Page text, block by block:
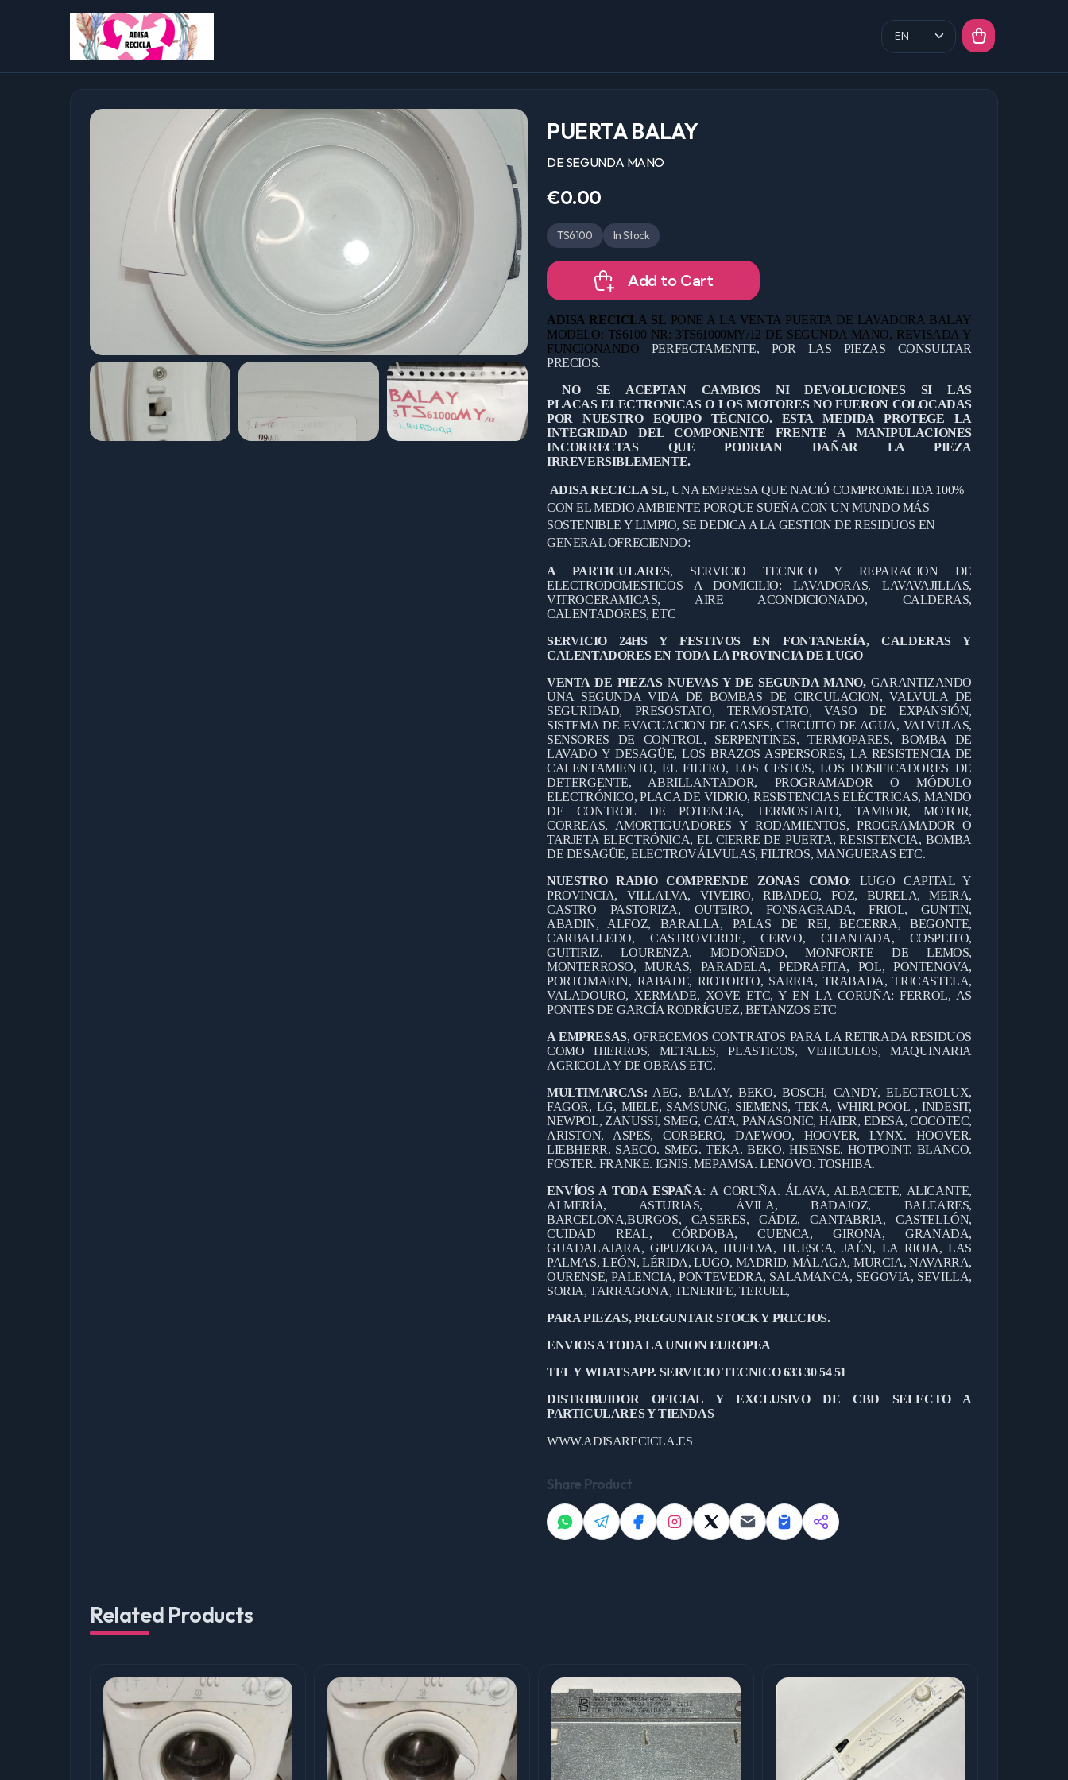
PUERTA BALAY
DE SEGUNDA MANO
€0.00
TS6100 In Stock
Add to Cart
ADISA RECICLA SL PONE A LA VENTA PUERTA DE LAVADORA BALAY
MODELO: TS6100 NR: 3TS61000MY/12 DE SEGUNDA MANO, REVISADA Y
FUNCIONANDO PERFECTAMENTE, POR LAS PIEZAS CONSULTAR
PRECIOS.
NO SE ACEPTAN CAMBIOS NI DEVOLUCIONES SI LAS
PLACASELECTRONICAS O LOS MOTORES NO FUERON COLOCADAS
POR NUESTRO EQUIPO TÉCNICO. ESTA MEDIDA PROTEGE LA
INTEGRIDAD DEL COMPONENTE FRENTE A MANIPULACIONES
INCORRECTAS QUE PODRIAN DAÑAR LA PIEZA
IRREVERSIBLEMENTE.
ADISA RECICLA SL,UNA EMPRESA QUE NACIÓ COMPROMETIDA 100%
CON EL MEDIO AMBIENTE PORQUE SUEÑA CON UN MUNDO MÁS
SOSTENIBLE Y LIMPIO, SE DEDICA A LA GESTION DE RESIDUOS EN
GENERAL OFRECIENDO:
A PARTICULARES, SERVICIO TECNICO Y REPARACION DE
ELECTRODOMESTICOS A DOMICILIO: LAVADORAS, LAVAVAJILLAS,
VITROCERAMICAS, AIRE ACONDICIONADO, CALDERAS,
CALENTADORES, ETC
SERVICIO 24HS Y FESTIVOS EN FONTANERÍA, CALDERAS Y
CALENTADORES EN TODA LA PROVINCIA DE LUGO
VENTA DE PIEZAS NUEVAS Y DE SEGUNDA MANO,GARANTIZANDO
UNA SEGUNDA VIDA DE BOMBAS DE CIRCULACION, VALVULA DE
SEGURIDAD, PRESOSTATO, TERMOSTATO, VASO DE EXPANSIÓN,
SISTEMA DE EVACUACION DE GASES, CIRCUITO DE AGUA, VALVULAS,
SENSORES DE CONTROL, SERPENTINES, TERMOPARES, BOMBA DE
LAVADO Y DESAGÜE, LOS BRAZOS ASPERSORES, LA RESISTENCIA DE
CALENTAMIENTO, EL FILTRO, LOS CESTOS, LOS DOSIFICADORES DE
DETERGENTE, ABRILLANTADOR, PROGRAMADOR O MÓDULO
ELECTRÓNICO, PLACA DE VIDRIO, RESISTENCIAS ELÉCTRICAS, MANDO
DE CONTROL DE POTENCIA, TERMOSTATO, TAMBOR, MOTOR,
CORREAS, AMORTIGUADORES Y RODAMIENTOS, PROGRAMADOR O
TARJETA ELECTRÓNICA, EL CIERRE DE PUERTA, RESISTENCIA, BOMBA
DE DESAGÜE, ELECTROVÁLVULAS, FILTROS, MANGUERAS ETC.
NUESTRO RADIO COMPRENDE ZONAS COMO: LUGO CAPITAL Y
PROVINCIA, VILLALVA, VIVEIRO, RIBADEO, FOZ, BURELA, MEIRA,
CASTRO PASTORIZA, OUTEIRO, FONSAGRADA, FRIOL, GUNTIN,
ABADIN, ALFOZ, BARALLA, PALAS DE REI, BECERRA, BEGONTE,
CARBALLEDO, CASTROVERDE, CERVO, CHANTADA, COSPEITO,
GUITIRIZ, LOURENZA, MODOÑEDO, MONFORTE DE LEMOS,
MONTERROSO, MURAS, PARADELA, PEDRAFITA, POL, PONTENOVA,
PORTOMARIN, RABADE, RIOTORTO, SARRIA, TRABADA, TRICASTELA,
VALADOURO, XERMADE, XOVE ETC, Y EN LA CORUÑA: FERROL, AS
PONTES DE GARCÍA RODRÍGUEZ, BETANZOS ETC
A EMPRESAS, OFRECEMOS CONTRATOS PARA LA RETIRADA RESIDUOS
COMO HIERROS, METALES, PLASTICOS, VEHICULOS, MAQUINARIA
AGRICOLA Y DE OBRAS ETC.
MULTIMARCAS: AEG, BALAY, BEKO, BOSCH, CANDY, ELECTROLUX,
FAGOR, LG, MIELE, SAMSUNG, SIEMENS, TEKA, WHIRLPOOL , INDESIT,
NEWPOL, ZANUSSI, SMEG, CATA, PANASONIC, HAIER, EDESA, COCOTEC,
ARISTON, ASPES, CORBERO, DAEWOO, HOOVER, LYNX. HOOVER.
LIEBHERR. SAECO. SMEG. TEKA. BEKO. HISENSE. HOTPOINT. BLANCO.
FOSTER. FRANKE. IGNIS. MEPAMSA. LENOVO. TOSHIBA.
ENVÍOS A TODA ESPAÑA: A CORUÑA. ÁLAVA, ALBACETE, ALICANTE,
ALMERÍA, ASTURIAS, ÁVILA, BADAJOZ, BALEARES,
BARCELONA,BURGOS, CASERES, CÁDIZ, CANTABRIA, CASTELLÓN,
CUIDAD REAL, CÓRDOBA, CUENCA, GIRONA, GRANADA,
GUADALAJARA, GIPUZKOA, HUELVA, HUESCA, JAÉN, LA RIOJA, LAS
PALMAS, LEÓN, LÉRIDA, LUGO, MADRID, MÁLAGA, MURCIA, NAVARRA,
OURENSE, PALENCIA, PONTEVEDRA, SALAMANCA, SEGOVIA, SEVILLA,
SORIA, TARRAGONA, TENERIFE, TERUEL,
PARA PIEZAS, PREGUNTAR STOCK Y PRECIOS.
ENVIOS A TODA LA UNION EUROPEA
TEL Y WHATSAPP. SERVICIO TECNICO 633 30 54 51
DISTRIBUIDOR OFICIAL Y EXCLUSIVO DE CBD SELECTO A
PARTICULARES Y TIENDAS
WWW.ADISARECICLA.ES
Share Product
Related Products